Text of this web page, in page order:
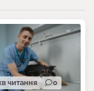
читання 0